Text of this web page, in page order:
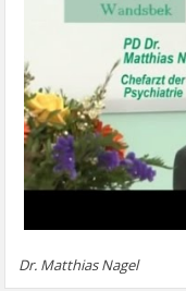
Dr. Matthias Nagel